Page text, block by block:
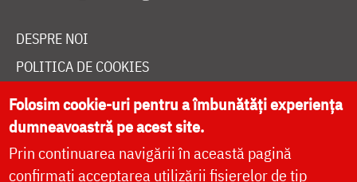
DESPRE NOI
POLITICA DE COOKIES
DONEAZĂ ONLINE PENTRU CATEDRALA NAȚIONALĂ
LIVE
Folosim cookie-uri pentru a îmbunătăți experiența
dumneavoastră pe acest site.
Prin continuarea navigării în această pagină
confirmați acceptarea utilizării fișierelor de tip